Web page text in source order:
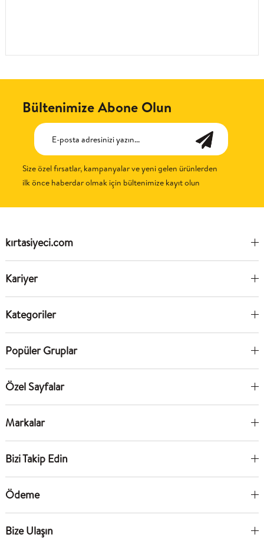
Bültenimize Abone Olun
Size özel fırsatlar, kampanyalar ve yeni gelen ürünlerden
ilk önce haberdar olmak için bültenimize kayıt olun
kırtasiyeci.com
Kariyer
Kategoriler
Popüler Gruplar
Özel Sayfalar
Markalar
Bizi Takip Edin
Ödeme
Bize Ulaşın